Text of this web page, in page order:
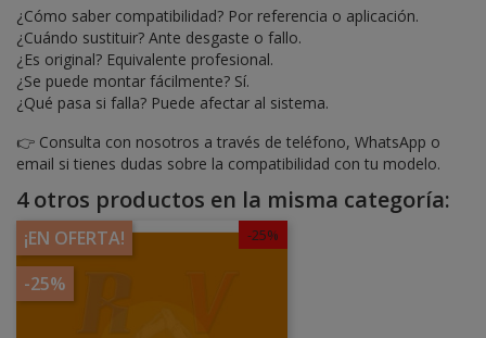
¿Cómo saber compatibilidad? Por referencia o aplicación.
¿Cuándo sustituir? Ante desgaste o fallo.
¿Es original? Equivalente profesional.
¿Se puede montar fácilmente? Sí.
¿Qué pasa si falla? Puede afectar al sistema.
👉 Consulta con nosotros a través de teléfono, WhatsApp o
email si tienes dudas sobre la compatibilidad con tu modelo.
4 otros productos en la misma categoría:
-25%
¡EN OFERTA!
-25%